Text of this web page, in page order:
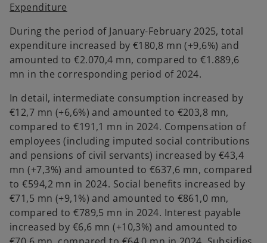
Expenditure
During the period of January-February 2025, total
expenditure increased by €180,8 mn (+9,6%) and
amounted to €2.070,4 mn, compared to €1.889,6
mn in the corresponding period of 2024.
In detail, intermediate consumption increased by
€12,7 mn (+6,6%) and amounted to €203,8 mn,
compared to €191,1 mn in 2024. Compensation of
employees (including imputed social contributions
and pensions of civil servants) increased by €43,4
mn (+7,3%) and amounted to €637,6 mn, compared
to €594,2 mn in 2024. Social benefits increased by
€71,5 mn (+9,1%) and amounted to €861,0 mn,
compared to €789,5 mn in 2024. Interest payable
increased by €6,6 mn (+10,3%) and amounted to